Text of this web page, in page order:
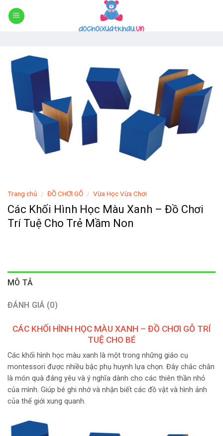
Skip
Trang chủ / ĐỒ CHƠI GỖ / Vừa Học Vừa Chơi
Các Khối Hình Học Màu Xanh – Đồ Chơi
Trí Tuệ Cho Trẻ Mầm Non
MÔ TẢ
ĐÁNH GIÁ (0)
CÁC KHỐI HÌNH HỌC MÀU XANH – ĐỒ CHƠI GỖ TRÍ
TUỆ CHO BÉ
Các khối hình học màu xanh là một trong những giáo cụ
montessori được nhiều bậc phụ huynh lựa chọn. Đây chắc chắn
là món quà đáng yêu và ý nghĩa dành cho các thiên thần nhỏ
của mình. Giúp bé ghi nhớ và nhận biết các đồ vật và hình ảnh
của thế giới xung quanh.